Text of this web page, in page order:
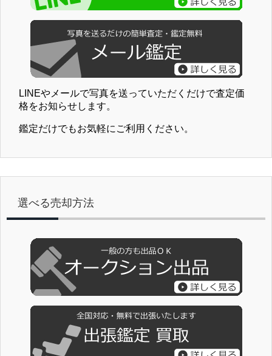
LINEやメールで写真を送っていただくだけで査定価
格をお知らせします。
鑑定だけでもお気軽にご利用ください。
選べる売却方法